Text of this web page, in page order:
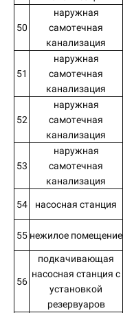
50
наружная
самотечная
канализация
51
наружная
самотечная
канализация
52
наружная
самотечная
канализация
53
наружная
самотечная
канализация
54 насосная станция
55 нежилое помещение
56
подкачивающая
насосная станция с
установкой
резервуаров